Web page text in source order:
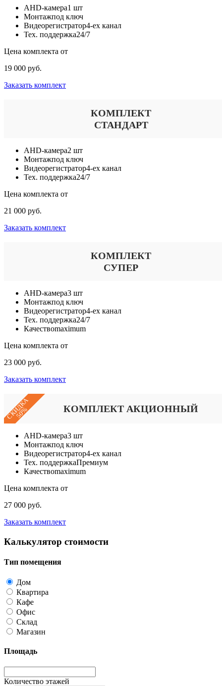
AHD-камера1 шт
Монтажпод ключ
Видеорегистратор4-ех канал
Тех. поддержка24/7
Цена комплекта от
19 000 руб.
Заказать комплект
КОМПЛЕКТ
СТАНДАРТ
AHD-камера2 шт
Монтажпод ключ
Видеорегистратор4-ех канал
Тех. поддержка24/7
Цена комплекта от
21 000 руб.
Заказать комплект
КОМПЛЕКТ
СУПЕР
AHD-камера3 шт
Монтажпод ключ
Видеорегистратор4-ех канал
Тех. поддержка24/7
Качествоmaximum
Цена комплекта от
23 000 руб.
Заказать комплект
СКИДКА
50% КОМПЛЕКТ АКЦИОННЫЙ
AHD-камера3 шт
Монтажпод ключ
Видеорегистратор4-ех канал
Тех. поддержкаПремиум
Качествоmaximum
Цена комплекта от
27 000 руб.
Заказать комплект
Калькулятор стоимости
Тип помещения
Дом
Квартира
Кафе
Офис
Склад
Магазин
Площадь
Количество этажей